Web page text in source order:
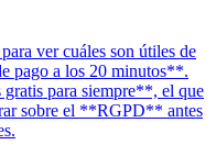
ver cuáles son útiles de
pago a los 20 minutos**.
para siempre**, el que
sobre el **RGPD** antes